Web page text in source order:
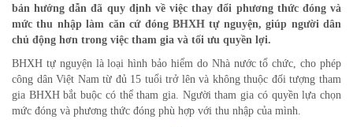
bản hướng dẫn đã quy định về việc thay đổi phương thức đóng và
mức thu nhập làm căn cứ đóng BHXH tự nguyện, giúp người dân
chủ động hơn trong việc tham gia và tối ưu quyền lợi.
BHXH tự nguyện là loại hình bảo hiểm do Nhà nước tổ chức, cho phép
công dân Việt Nam từ đủ 15 tuổi trở lên và không thuộc đối tượng tham
gia BHXH bắt buộc có thể tham gia. Người tham gia có quyền lựa chọn
mức đóng và phương thức đóng phù hợp với thu nhập của mình.